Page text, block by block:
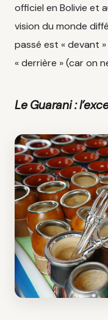
officiel en Bolivie et
vision du monde
passé est « devant
« derrière » (car on
Le Guarani :